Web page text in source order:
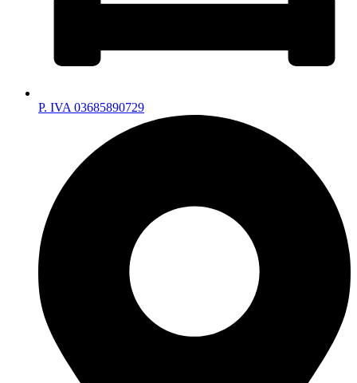
P. IVA 03685890729